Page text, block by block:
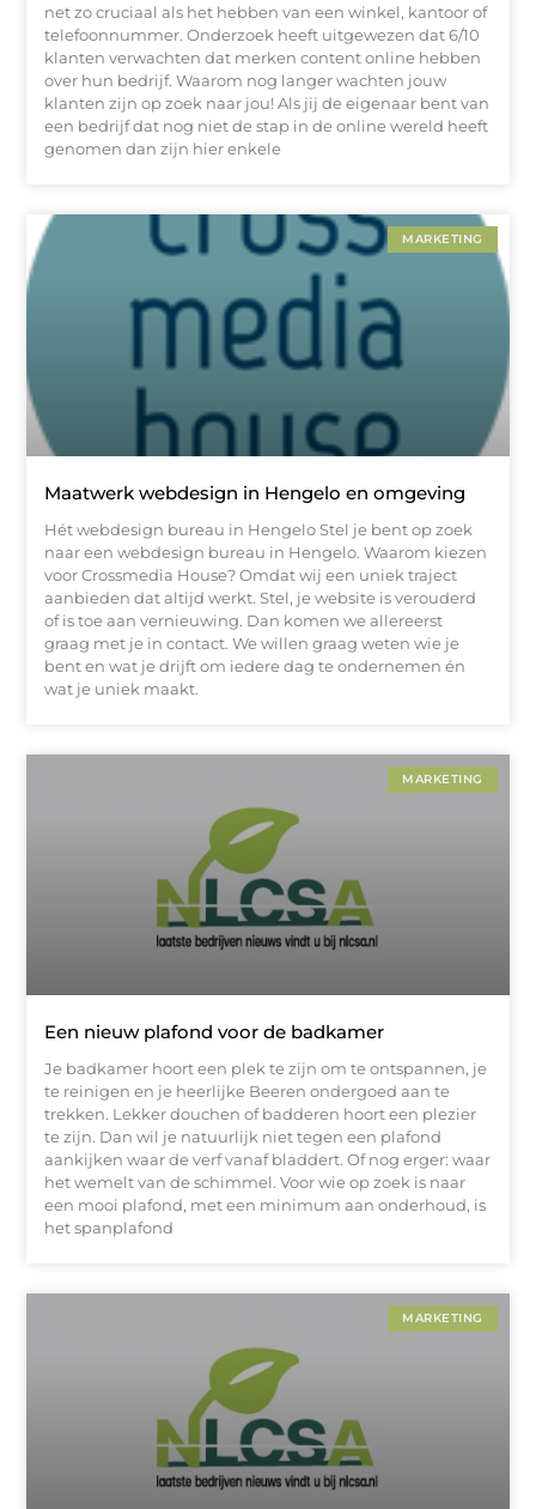
net zo cruciaal als het hebben van een winkel, kantoor of
telefoonnummer. Onderzoek heeft uitgewezen dat 6/10
klanten verwachten dat merken content online hebben
over hun bedrijf. Waarom nog langer wachten jouw
klanten zijn op zoek naar jou! Als jij de eigenaar bent van
een bedrijf dat nog niet de stap in de online wereld heeft
genomen dan zijn hier enkele
MARKETING
Maatwerk webdesign in Hengelo en omgeving
Hét webdesign bureau in Hengelo Stel je bent op zoek
naar een webdesign bureau in Hengelo. Waarom kiezen
voor Crossmedia House? Omdat wij een uniek traject
aanbieden dat altijd werkt. Stel, je website is verouderd
of is toe aan vernieuwing. Dan komen we allereerst
graag met je in contact. We willen graag weten wie je
bent en wat je drijft om iedere dag te ondernemen én
wat je uniek maakt.
MARKETING
Een nieuw plafond voor de badkamer
Je badkamer hoort een plek te zijn om te ontspannen, je
te reinigen en je heerlijke Beeren ondergoed aan te
trekken. Lekker douchen of badderen hoort een plezier
te zijn. Dan wil je natuurlijk niet tegen een plafond
aankijken waar de verf vanaf bladdert. Of nog erger: waar
het wemelt van de schimmel. Voor wie op zoek is naar
een mooi plafond, met een minimum aan onderhoud, is
het spanplafond
MARKETING